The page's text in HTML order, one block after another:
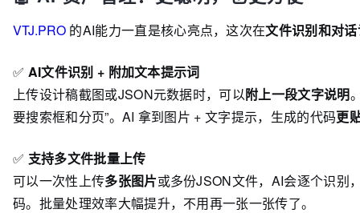
VTJ.PRO 的AI能力一直是核心亮点，这次在文件识别和对
✅ AI文件识别 + 附加文本提示词
上传设计稿截图或JSON元数据时，可以附上一段文字说明
要搜索框和分页”。AI 拿到图片 + 文字提示，生成的代码更
✅ 支持多文件批量上传
可以一次性上传多张图片或多份JSON文件，AI会逐个识别
码。批量处理效率大幅提升，不用再一张一张传了。